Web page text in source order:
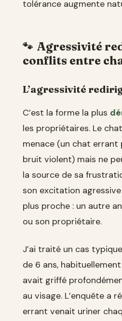
tolérance augmente
Agressivité
conflits entre
L’agressivité
C’est la forme la plus
les propriétaires. Le
menace (un chat errant
bruit violent) mais ne
la source de sa
son excitation
plus proche : un autre
ou son propriétaire.
J’ai traité un cas
de 6 ans,
avait griffé
au visage. L’enquête a
errant venait uriner